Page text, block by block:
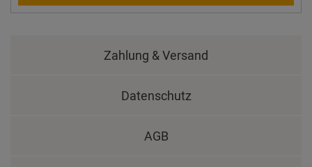
Zahlung & Versand
Datenschutz
AGB